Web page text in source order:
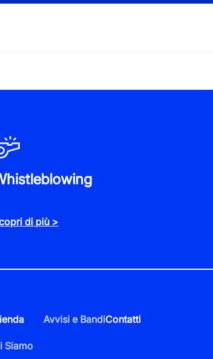
di più >
Siamo
Avvisi e BandiContatti